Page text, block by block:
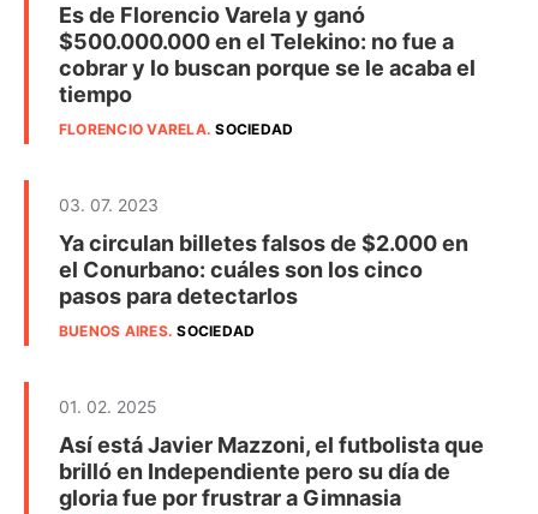
Es de Florencio Varela y ganó
$500.000.000 en el Telekino: no fue a
cobrar y lo buscan porque se le acaba el
tiempo
FLORENCIO VARELA.SOCIEDAD
03. 07. 2023
Ya circulan billetes falsos de $2.000 en
el Conurbano: cuáles son los cinco
pasos para detectarlos
BUENOS AIRES.SOCIEDAD
01. 02. 2025
Así está Javier Mazzoni, el futbolista que
brilló en Independiente pero su día de
gloria fue por frustrar a Gimnasia